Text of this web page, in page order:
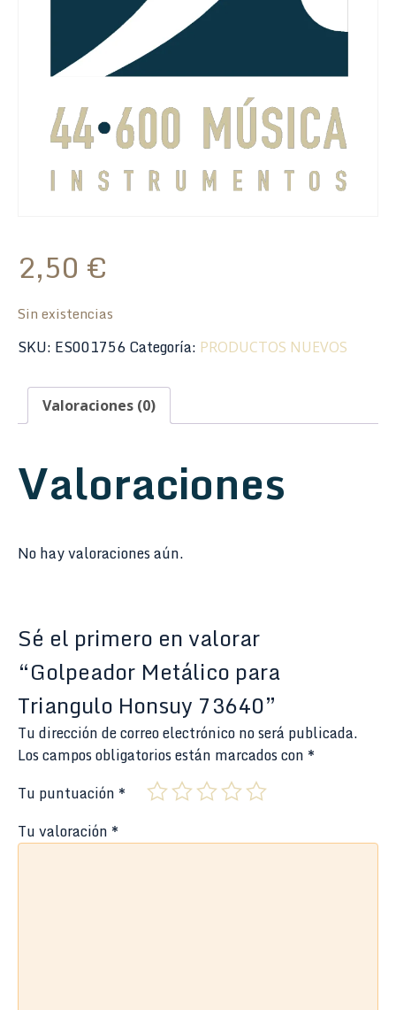
2,50 €
Sin existencias
SKU: ES001756Categoría: PRODUCTOS NUEVOS
Valoraciones (0)
Valoraciones
No hay valoraciones aún.
Sé el primero en valorar
“Golpeador Metálico para
Triangulo Honsuy 73640”
Tu dirección de correo electrónico no será publicada.
Los campos obligatorios están marcados con *
Tu puntuación *
Tu valoración *